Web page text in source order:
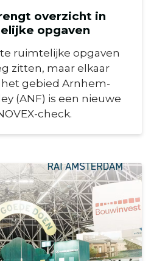
overzicht in
opgaven
ruimtelijke opgaven
zitten, maar elkaar
gebied Arnhem-
(ANF) is een nieuwe
check.